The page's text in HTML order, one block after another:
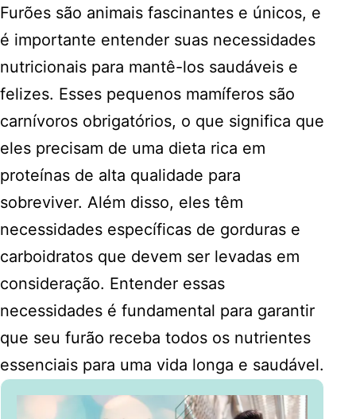
Furões são animais fascinantes e únicos, e
é importante entender suas necessidades
nutricionais para mantê-los saudáveis e
felizes. Esses pequenos mamíferos são
carnívoros obrigatórios, o que significa que
eles precisam de uma dieta rica em
proteínas de alta qualidade para
sobreviver. Além disso, eles têm
necessidades específicas de gorduras e
carboidratos que devem ser levadas em
consideração. Entender essas
necessidades é fundamental para garantir
que seu furão receba todos os nutrientes
essenciais para uma vida longa e saudável.